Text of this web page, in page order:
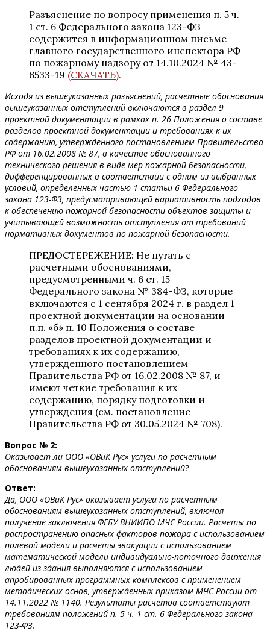
Разъяснение по вопросу применения п. 5 ч.
1 ст. 6 Федерального закона 123-ФЗ
содержится в информационном письме
главного государственного инспектора РФ
по пожарному надзору от 14.10.2024 № 43-
6533-19 (СКАЧАТЬ).
Исходя из вышеуказанных разъяснений, расчетные обоснования
вышеуказанных отступлений включаются в раздел 9
проектной документации в рамках п. 26 Положения о составе
разделов проектной документации и требованиях к их
содержанию, утвержденного постановлением Правительства
РФ от 16.02.2008 № 87, в качестве обоснованного
технического решения в виде мер пожарной безопасности,
дифференцированных в соответствии с одним из выбранных
условий, определенных частью 1 статьи 6 Федерального
закона 123-ФЗ, предусматривающей вариативность подходов
к обеспечению пожарной безопасности объектов защиты и
учитывающей возможность отступления от требований
нормативных документов по пожарной безопасности.
ПРЕДОСТЕРЕЖЕНИЕ: Не путать с
расчетными обоснованиями,
предусмотренными ч. 6 ст. 15
Федерального закона № 384-ФЗ, которые
включаются с 1 сентября 2024 г. в раздел 1
проектной документации на основании
п.п. «б» п. 10 Положения о составе
разделов проектной документации и
требованиях к их содержанию,
утвержденного постановлением
Правительства РФ от 16.02.2008 № 87, и
имеют четкие требования к их
содержанию, порядку подготовки и
утверждения (см. постановление
Правительства РФ от 30.05.2024 № 708).
Вопрос № 2:
Оказывает ли ООО «ОВиК Рус» услуги по расчетным
обоснованиям вышеуказанных отступлений?
Ответ:
Да, ООО «ОВиК Рус» оказывает услуги по расчетным
обоснованиям вышеуказанных отступлений, включая
получение заключения ФГБУ ВНИИПО МЧС России. Расчеты по
распространению опасных факторов пожара с использованием
полевой модели и расчеты эвакуации с использованием
математической модели индивидуально-поточного движения
людей из здания выполняются с использованием
апробированных программных комплексов с применением
методических основ, утвержденных приказом МЧС России от
14.11.2022 № 1140. Результаты расчетов соответствуют
требованиям положений п. 5 ч. 1 ст. 6 Федерального закона
123-ФЗ.